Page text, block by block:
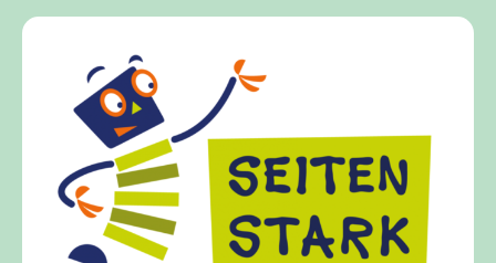
Frieden Fragen
frieden-fragen.de ist ein Internet-
Kinder, Eltern und ErzieherInnen das zu
Fragen von Krieg und Frieden, Streit und
Gewalt informiert und einen Austausch
diesem Themenbereich ermöglicht.